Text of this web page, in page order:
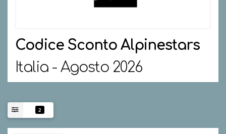
Codice Sconto Alpinestars
Italia - Agosto 2026
2